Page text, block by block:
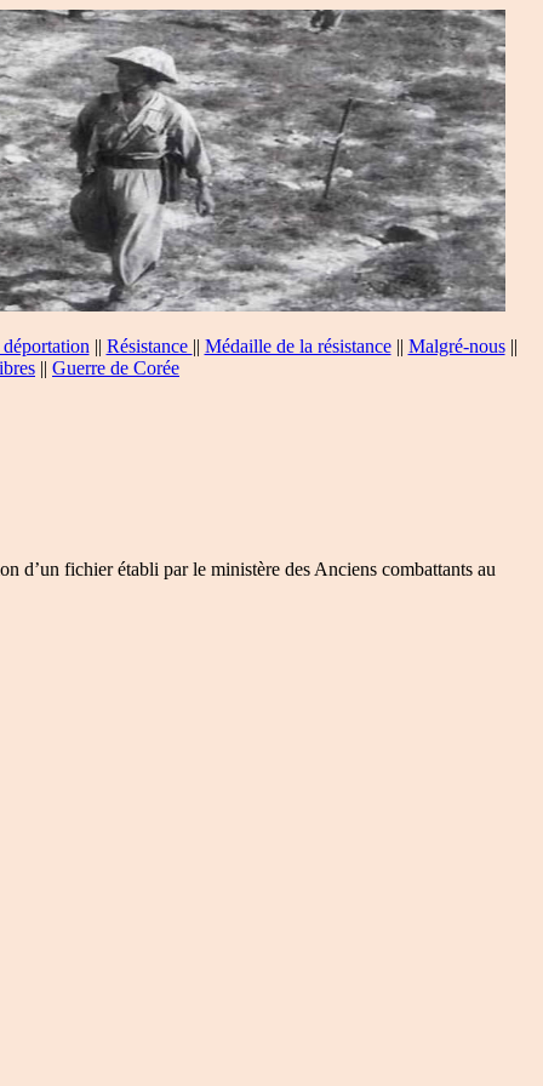
|| Résistance || Médaille de la résistance|| Malgré-nous||
|| Guerre de Corée
d’un fichier établi par le ministère des Anciens combattants au